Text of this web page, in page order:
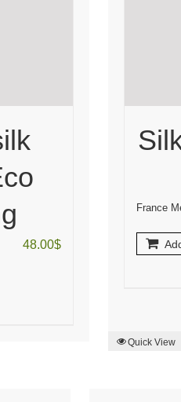
48.00$
France
Quick View